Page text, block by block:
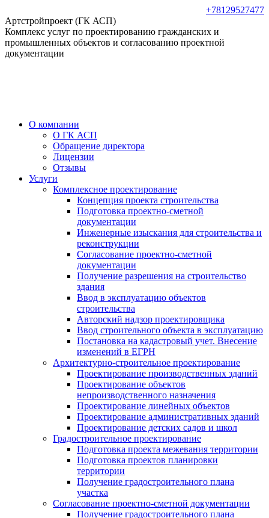
к
содержанию
+78129527477
Артстройпроект (ГК АСП)
Комплекс услуг по проектированию гражданских и
промышленных объектов и согласованию проектной
документации
О компании
О ГК АСП
Обращение директора
Лицензии
Отзывы
Услуги
Комплексное проектирование
Концепция проекта строительства
Подготовка проектно-сметной
документации
Инженерные изыскания для строительства и
реконструкции
Согласование проектно-сметной
документации
Получение разрешения на строительство
здания
Ввод в эксплуатацию объектов
строительства
Авторский надзор проектировщика
Ввод строительного объекта в эксплуатацию
Постановка на кадастровый учет. Внесение
изменений в ЕГРН
Архитектурно-строительное проектирование
Проектирование производственных зданий
Проектирование объектов
непроизводственного назначения
Проектирование линейных объектов
Проектирование административных зданий
Проектирование детских садов и школ
Градостроительное проектирование
Подготовка проекта межевания территории
Подготовка проектов планировки
территории
Получение градостроительного плана
участка
Согласование проектно-сметной документации
Получение градостроительного плана